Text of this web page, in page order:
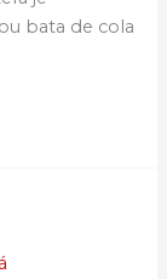
bata de cola